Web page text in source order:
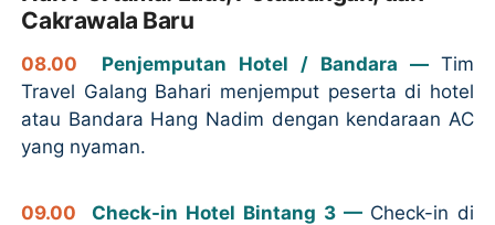
Cakrawala Baru
08.00 Penjemputan Hotel / Bandara — Tim
Travel Galang Bahari menjemput peserta di hotel
atau Bandara Hang Nadim dengan kendaraan AC
yang nyaman.
09.00Check-in Hotel Bintang 3 — Check-in di